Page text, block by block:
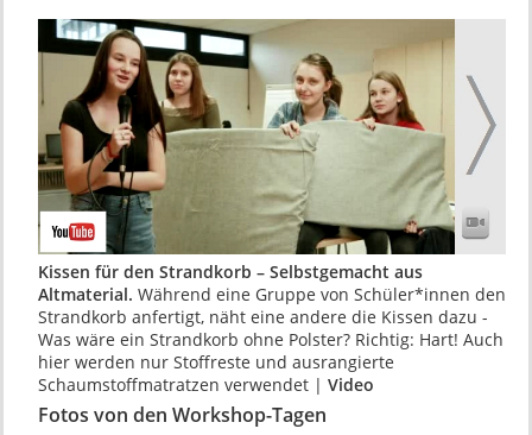
Kissen für den Strandkorb – Selbstgemacht aus
Altmaterial. Während eine Gruppe von Schüler*innen den
Strandkorb anfertigt, näht eine andere die Kissen dazu -
Was wäre ein Strandkorb ohne Polster? Richtig: Hart! Auch
hier werden nur Stoffreste und ausrangierte
Schaumstoffmatratzen verwendet | Video
Fotos von den Workshop-Tagen